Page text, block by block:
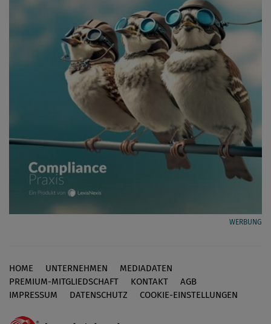
WERBUNG
Footer
HOME UNTERNEHMEN
MEDIADATEN
PREMIUM-MITGLIEDSCHAFT
KONTAKT
AGB
IMPRESSUM
DATENSCHUTZ COOKIE-EINSTELLUNGEN